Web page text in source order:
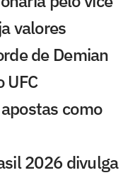
valores
de Demian
UFC
como
2026 divulga